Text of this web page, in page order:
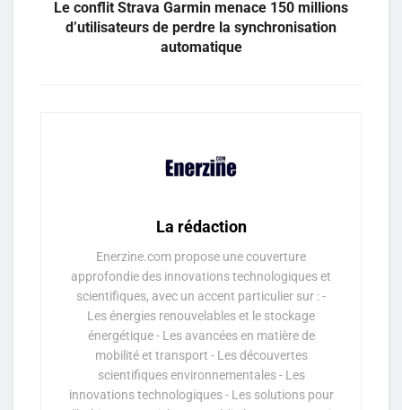
Le conflit Strava Garmin menace 150 millions
d’utilisateurs de perdre la synchronisation
automatique
La rédaction
Enerzine.com propose une couverture
approfondie des innovations technologiques et
scientifiques, avec un accent particulier sur : -
Les énergies renouvelables et le stockage
énergétique - Les avancées en matière de
mobilité et transport - Les découvertes
scientifiques environnementales - Les
innovations technologiques - Les solutions pour